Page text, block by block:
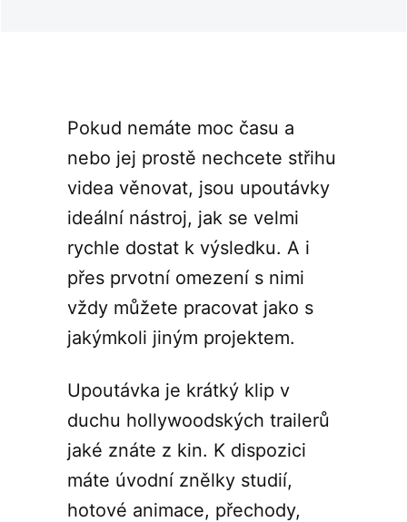
Pokud nemáte moc času a
nebo jej prostě nechcete střihu
videa věnovat, jsou upoutávky
ideální nástroj, jak se velmi
rychle dostat k výsledku. A i
přes prvotní omezení s nimi
vždy můžete pracovat jako s
jakýmkoli jiným projektem.
Upoutávka je krátký klip v
duchu hollywoodských trailerů
jaké znáte z kin. K dispozici
máte úvodní znělky studií,
hotové animace, přechody,